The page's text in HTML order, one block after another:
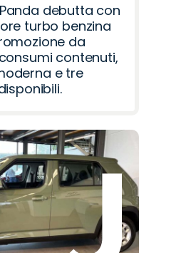
debutta con
turbo benzina
da
contenuti,
e tre